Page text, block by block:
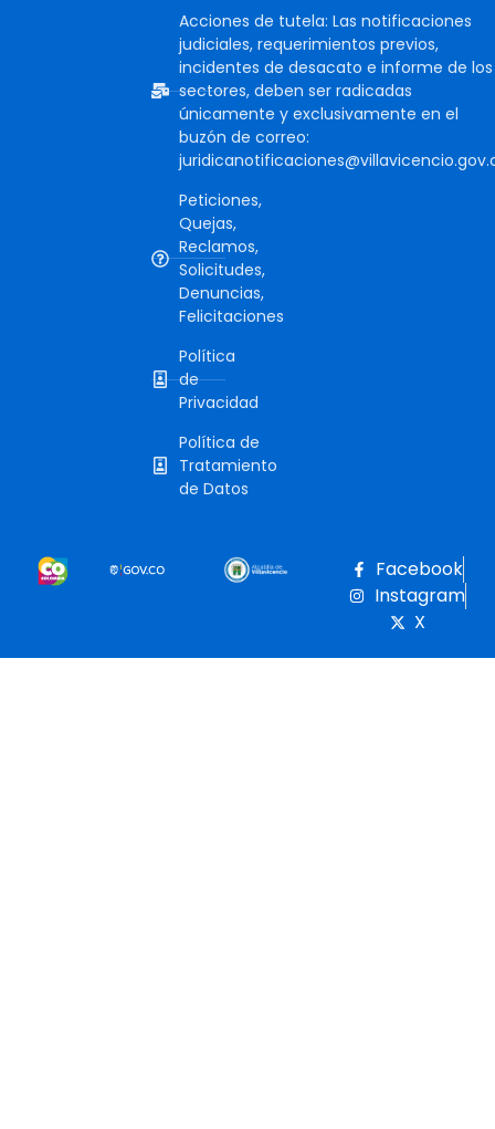
Acciones de tutela: Las notificaciones
judiciales, requerimientos previos,
incidentes de desacato e informe de los
sectores, deben ser radicadas
únicamente y exclusivamente en el
buzón de correo:
Peticiones,
Quejas,
Reclamos,
Solicitudes,
Denuncias,
Felicitaciones
Política
de
Privacidad
Política de
Tratamiento
de Datos
Facebook
Instagram
X